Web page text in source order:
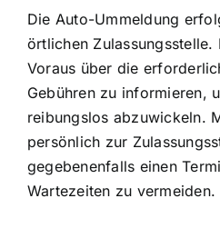
Die Auto-Ummeldung
örtlichen Zulassungsstelle.
Voraus über die
Gebühren zu informieren,
reibungslos abzuwickeln.
persönlich zur
gegebenenfalls einen
Wartezeiten zu vermeiden.